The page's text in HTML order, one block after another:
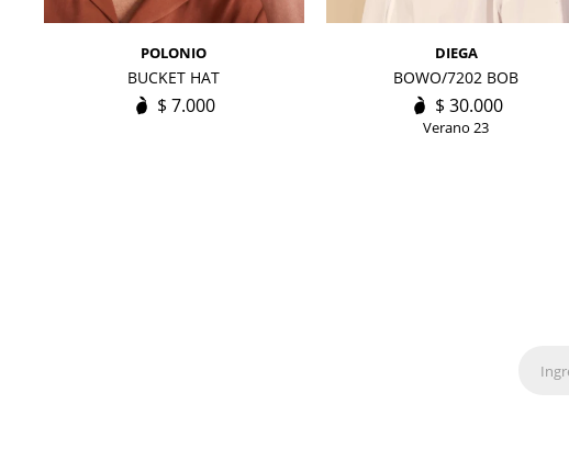
POLONIO
BUCKET HAT
$ 7.000
DIEGA
BOWO/7202 BOB
$ 30.000
Verano 23